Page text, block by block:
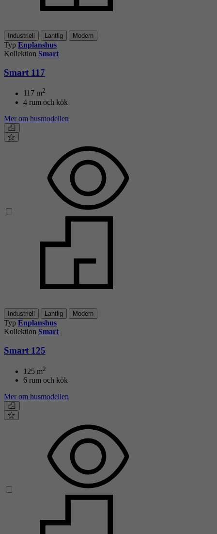
Industriell Lantlig Modern
Typ Enplanshus
Kollektion Smart
Smart 117
117 m2
4 rum och kök
Mer om husmodellen
Industriell Lantlig Modern
Typ Enplanshus
Kollektion Smart
Smart 125
125 m2
6 rum och kök
Mer om husmodellen